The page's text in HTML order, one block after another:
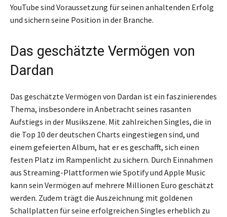
YouTube sind Voraussetzung für seinen anhaltenden Erfolg
und sichern seine Position in der Branche.
Das geschätzte Vermögen von
Dardan
Das geschätzte Vermögen von Dardan ist ein faszinierendes
Thema, insbesondere in Anbetracht seines rasanten
Aufstiegs in der Musikszene. Mit zahlreichen Singles, die in
die Top 10 der deutschen Charts eingestiegen sind, und
einem gefeierten Album, hat er es geschafft, sich einen
festen Platz im Rampenlicht zu sichern. Durch Einnahmen
aus Streaming-Plattformen wie Spotify und Apple Music
kann sein Vermögen auf mehrere Millionen Euro geschätzt
werden. Zudem trägt die Auszeichnung mit goldenen
Schallplatten für seine erfolgreichen Singles erheblich zu